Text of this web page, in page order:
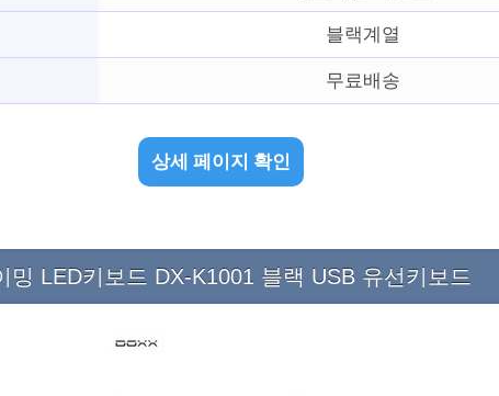
블랙계열
무료배송
상세 페이지 확인
밍 LED키보드 DX-K1001 블랙 USB 유선키보드